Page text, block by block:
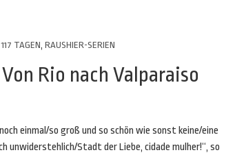
TAGEN, RAUSHIER-SERIEN
Rio nach Valparaiso
einmal/so groß und so schön wie sonst keine/eine
unwiderstehlich/Stadt der Liebe, cidade mulher!“, so